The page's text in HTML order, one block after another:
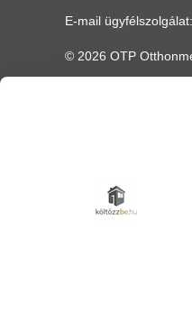
E-mail ügyfélszolgálat:
© 2026 OTP